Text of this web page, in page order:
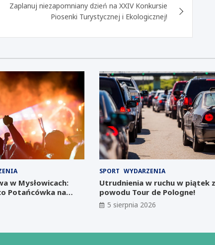
Zaplanuj niezapomniany dzień na XXIV Konkursie
Piosenki Turystycznej i Ekologicznej!
w Mysłowicach:
Potańcówka na
SPORT WYDARZENIA
Utrudnienia w ruchu w piątek z
powodu Tour de Pologne!
5 sierpnia 2026